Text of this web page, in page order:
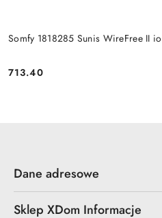
Somfy 1818285 Sunis WireFree II
Cena:
713.40
Dane adresowe
Sklep XDom Informacje